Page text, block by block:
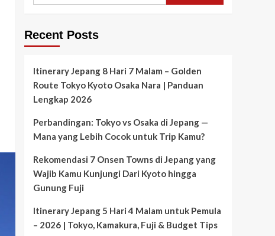
Recent Posts
Itinerary Jepang 8 Hari 7 Malam – Golden
Route Tokyo Kyoto Osaka Nara | Panduan
Lengkap 2026
Perbandingan: Tokyo vs Osaka di Jepang —
Mana yang Lebih Cocok untuk Trip Kamu?
Rekomendasi 7 Onsen Towns di Jepang yang
Wajib Kamu Kunjungi Dari Kyoto hingga
Gunung Fuji
Itinerary Jepang 5 Hari 4 Malam untuk Pemula
– 2026 | Tokyo, Kamakura, Fuji & Budget Tips